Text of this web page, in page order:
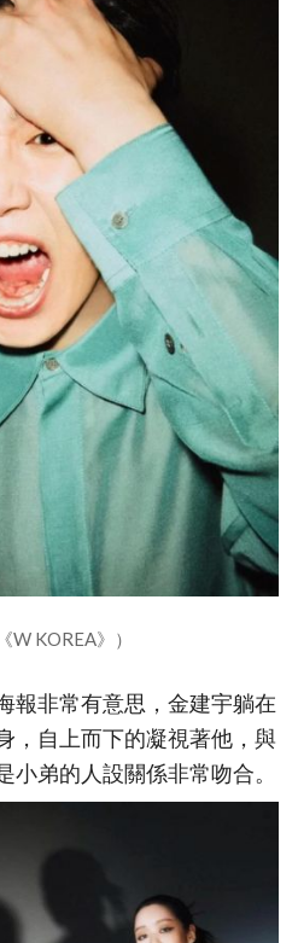
W KOREA》）
報非常有意思，金建宇躺在
，自上而下的凝視著他，與
小弟的人設關係非常吻合。